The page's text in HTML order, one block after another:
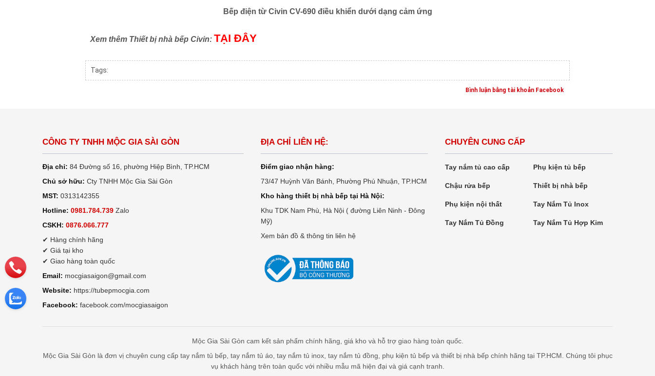
Bếp điện từ Civin CV-690 điều khiển dưới dạng cảm ứng
Xem thêm Thiết bị nhà bếp Civin: TẠI ĐÂY
Tags:
Bình luận bằng tài khoản Facebook
CÔNG TY TNHH MỘC GIA SÀI GÒN
Địa chỉ: 84 Đường số 16, phường Hiệp Bình, TP.HCM
Chủ sở hữu: Cty TNHH Mộc Gia Sài Gòn
MST: 0313142355
Hotline: 0981.784.739 Zalo
CSKH: 0876.066.777
✔ Hàng chính hãng
✔ Giá tại kho
✔ Giao hàng toàn quốc
Email: mocgiasaigon@gmail.com
Website: https://tubepmocgia.com
Facebook: facebook.com/mocgiasaigon
ĐỊA CHỈ LIÊN HỆ:
Điểm giao nhận hàng:
73/47 Huỳnh Văn Bánh, Phường Phú Nhuận, TP.HCM
Kho hàng thiết bị nhà bếp tại Hà Nội:
Khu TDK Nam Phù, Hà Nội ( đường Liên Ninh - Đông
Mỹ)
Xem bản đồ & thông tin liên hệ
CHUYÊN CUNG CẤP
Tay nắm tủ cao cấp Phụ kiện tủ bếp
Chậu rửa bếp Thiết bị nhà bếp
Phụ kiện nội thất Tay Nắm Tủ Inox
Tay Nắm Tủ Đồng Tay Nắm Tủ Hợp Kim
Mộc Gia Sài Gòn cam kết sản phẩm chính hãng, giá kho và hỗ trợ giao hàng toàn quốc.
Mộc Gia Sài Gòn là đơn vị chuyên cung cấp tay nắm tủ bếp, tay nắm tủ áo, tay nắm tủ inox, tay nắm tủ đồng, phụ kiện tủ bếp và thiết bị nhà bếp chính hãng tại TP.HCM. Chúng tôi phục
vụ khách hàng trên toàn quốc với nhiều mẫu mã hiện đại và giá cạnh tranh.